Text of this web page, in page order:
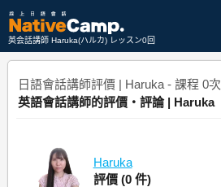
英会話講師 Haruka(ハルカ) レッスン0回
日語會話講師評價 | Haruka - 課程 0次
英語會話講師的評價・評論 | Haruka
Haruka
評價 (0 件)